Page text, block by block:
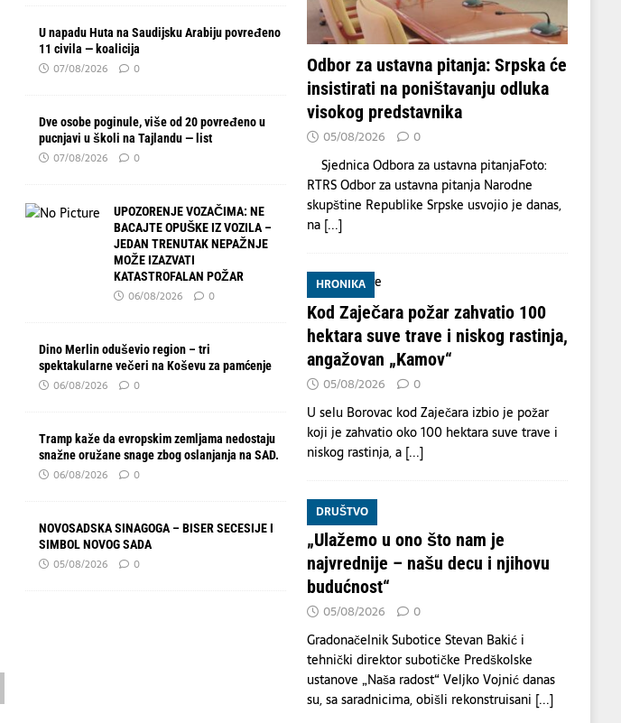
U napadu Huta na Saudijsku Arabiju povređeno
11 civila — koalicija
07/08/2026 0
Dve osobe poginule, više od 20 povređeno u
pucnjavi u školi na Tajlandu — list
07/08/2026 0
UPOZORENJE VOZAČIMA: NE
BACAJTE OPUŠKE IZ VOZILA –
JEDAN TRENUTAK NEPAŽNJE
MOŽE IZAZVATI
KATASTROFALAN POŽAR
06/08/2026 0
Dino Merlin oduševio region – tri
spektakularne večeri na Koševu za pamćenje
06/08/2026 0
Tramp kaže da evropskim zemljama nedostaju
snažne oružane snage zbog oslanjanja na SAD.
06/08/2026 0
NOVOSADSKA SINAGOGA – BISER SECESIJE I
SIMBOL NOVOG SADA
05/08/2026 0
Odbor za ustavna pitanja: Srpska će
insistirati na poništavanju odluka
visokog predstavnika
05/08/2026 0
Sjednica Odbora za ustavna pitanjaFoto:
RTRS Odbor za ustavna pitanja Narodne
skupštine Republike Srpske usvojio je danas,
na [...]
HRONIKA
Kod Zaječara požar zahvatio 100
hektara suve trave i niskog rastinja,
angažovan „Kamov“
05/08/2026 0
U selu Borovac kod Zaječara izbio je požar
koji je zahvatio oko 100 hektara suve trave i
niskog rastinja, a [...]
DRUŠTVO
„Ulažemo u ono što nam je
najvrednije – našu decu i njihovu
budućnost“
05/08/2026 0
Gradonačelnik Subotice Stevan Bakić i
tehnički direktor subotičke Predškolske
ustanove „Naša radost“ Veljko Vojnić danas
su, sa saradnicima, obišli rekonstruisani [...]